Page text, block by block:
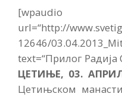
[wpaudio
url=“http://
12646/
text=“Прилог Радија
ЦЕТИЊЕ, 03.
Цетињском